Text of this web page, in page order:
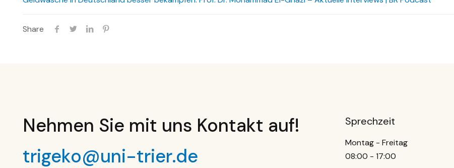
Share
Nehmen Sie mit uns Kontakt auf!
trigeko@uni-trier.de
Sprechzeit
Montag - Freitag
08:00 - 17:00